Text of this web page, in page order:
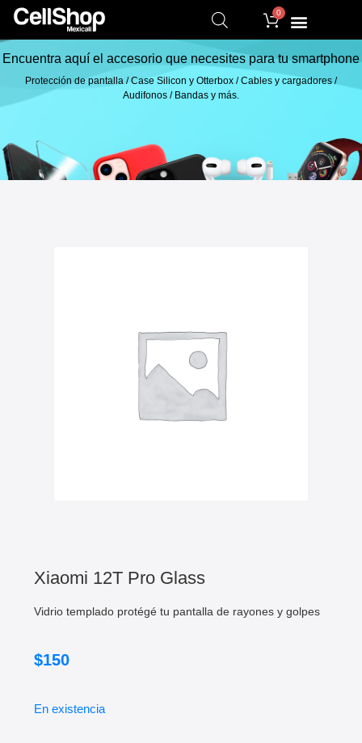
0
Encuentra aquí el accesorio que necesites para tu smartphone
Protección de pantalla / Case Silicon y Otterbox / Cables y cargadores /
Audifonos / Bandas y más.
Xiaomi 12T Pro Glass
Vidrio templado protégé tu pantalla de rayones y golpes
$150
En existencia